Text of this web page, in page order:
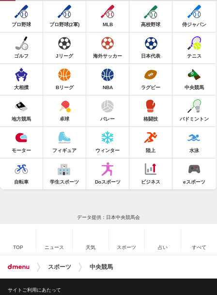
プロ野球 プロ野球(2軍) MLB 高校野球 侍ジャパン
ゴルフ Jリーグ 海外サッカー 日本代表 テニス
大相撲 Bリーグ NBA ラグビー 中央競馬
地方競馬 卓球 バレー 格闘技 バドミントン
モーター フィギュア ウィンター 陸上 水泳
自転車 学生スポーツ Doスポーツ ビジネス eスポーツ
データ提供：日本中央競馬会
TOP ニュース 天気 スポーツ 占い すべて
スポーツ 中央競馬
サイトご利用にあたって